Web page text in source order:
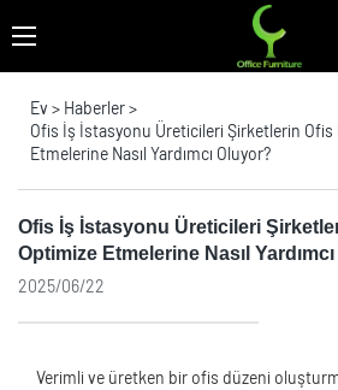
Ev > Haberler>
Ofis İş İstasyonu Üreticileri Şirketlerin
Etmelerine Nasıl Yardımcı Oluyor?
Ofis İş İstasyonu Üreticileri
Optimize Etmelerine Nasıl
2025/06/22
Verimli ve üretken bir ofis düzeni